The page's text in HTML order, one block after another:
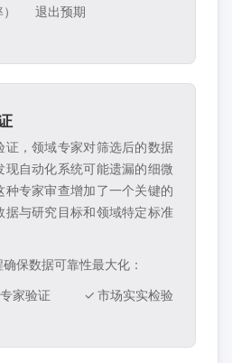
退出预期
证，领域专家对筛选后的数据
现自动化系统可能遗漏的细微
种专家审查增加了一个关键的
据与研究目标和领域特定标准
保数据可靠性最大化：
家验证 ✓ 市场实实检验